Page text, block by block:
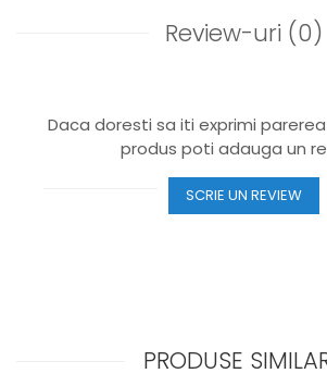
Review-uri (0)
Daca doresti sa iti exprimi
produs poti adauga un
SCRIE UN REVIEW
PRODUSE